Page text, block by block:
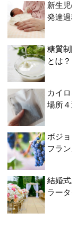
新生
発達過
糖質
とは？
カイ
場所４
ボジ
フラ
結婚
ラー